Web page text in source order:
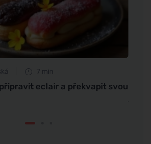
7 min
eclair a překvapit svou